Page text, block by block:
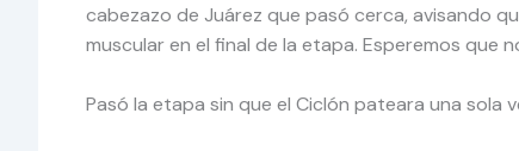
cabezazo de Juárez que pasó cerca, avisando
muscular en el final de la etapa. Esperemos que
Pasó la etapa sin que el Ciclón pateara una sola